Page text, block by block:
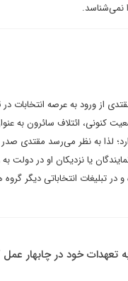
نمی‌شناسد.
از ورود به عرصه انتخابات
کنونی، ائتلاف سائرون به
کنترل دارد؛ لذا به نظر می‌رسد مقتدی
یا نزدیکان او در دولت به
در تبلیغات انتخاباتی دیگر
خود در چابهار عمل